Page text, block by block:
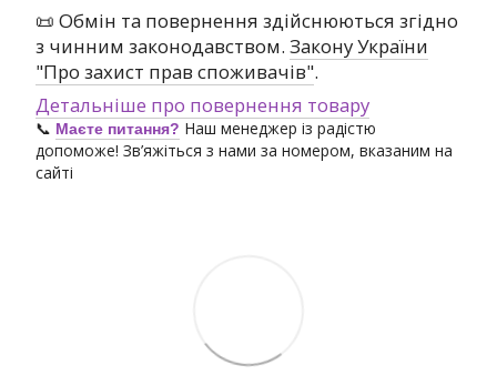
📜 Обмін та повернення здійснюються згідно
з чинним законодавством. Закону України
"Про захист прав споживачів".
Детальніше про повернення товару
📞 Маєте питання? Наш менеджер із радістю
допоможе! Зв’яжіться з нами за номером, вказаним на
сайті